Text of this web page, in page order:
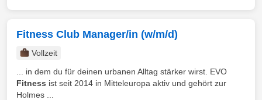
Fitness Club Manager/in (w/m/d)
Vollzeit
... in dem du für deinen urbanen Alltag stärker wirst. EVO
Fitness ist seit 2014 in Mitteleuropa aktiv und gehört zur
Holmes ...